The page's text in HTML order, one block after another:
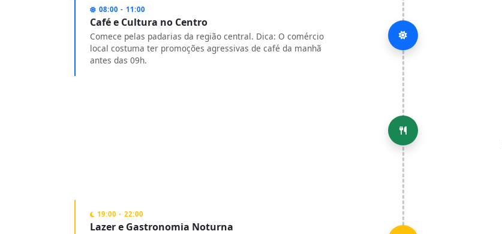
08:00 - 11:00
Café e Cultura no Centro
Comece pelas padarias da região central. Dica: O comércio
local costuma ter promoções agressivas de café da manhã
antes das 09h.
19:00 - 22:00
Lazer e Gastronomia Noturna